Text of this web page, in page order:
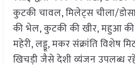
कुटकी चावल, मिलेट्स चीला/
की भेल, कुटकी की खीर, महुआ
महेरी, लड्डू, मकर संक्रांति विशेष
खिचड़ी जैसे देशी व्यंजन उपलब्ध